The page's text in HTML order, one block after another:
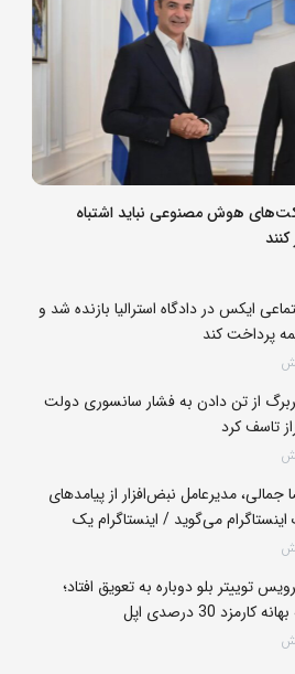
هوش مصنوعی نباید اشتباه
ایکس در دادگاه استرالیا بازنده شد و
پرداخت کند
از تن دادن به فشار سانسوری دولت
تاسف کرد
مدیرعامل نبض‌افزار از پیامدهای
اینستاگرام می‌گوید / اینستاگرام یک
است، نه سیاسی
توییتر بلو دوباره به تعویق افتاد؛
کارمزد 30 درصدی اپل